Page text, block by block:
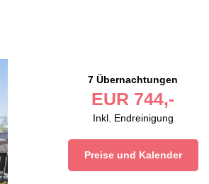
7 Übernachtungen
EUR 744,-
Inkl. Endreinigung
Preise und Kalender